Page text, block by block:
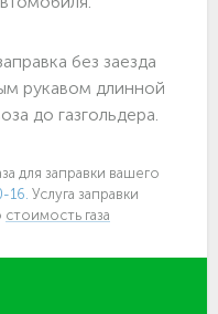
без заезда
рукавом длинной
до газгольдера.
для заправки вашего
16. Услуга заправки
стоимость газа